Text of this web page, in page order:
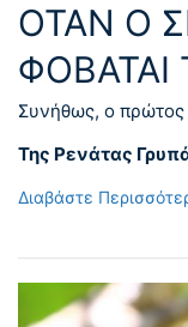
ΌΤΑΝ Ο
Συνήθως, ο πρώτος
Της Ρενάτας
Διαβάστε